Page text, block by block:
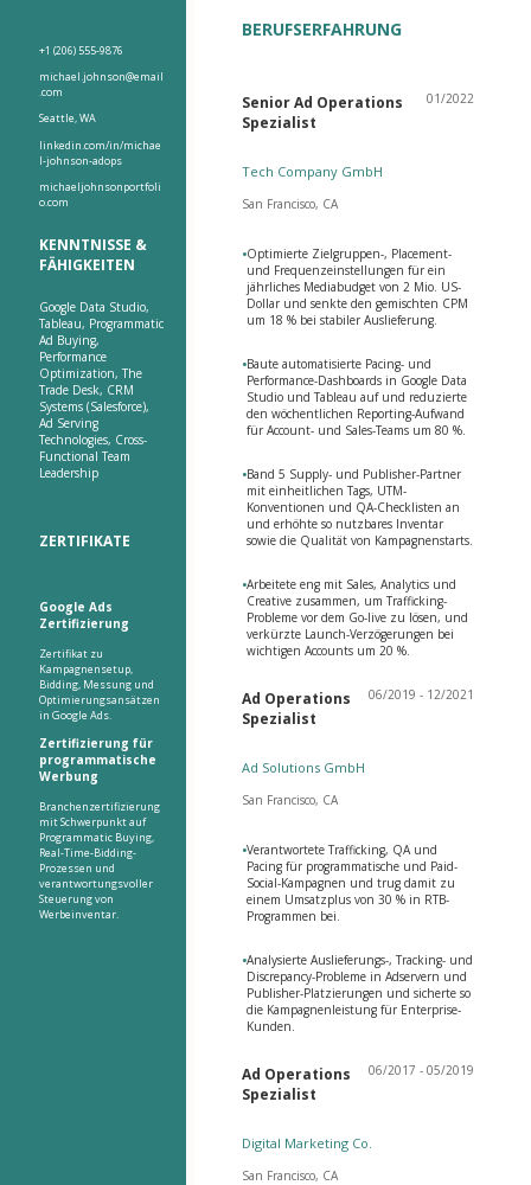
+1 (206) 555-9876
michael.johnson@email
.com
Seattle, WA
linkedin.com/in/michae
l-johnson-adops
michaeljohnsonportfoli
o.com
KENNTNISSE &
FÄHIGKEITEN
Google Data Studio,
Tableau, Programmatic
Ad Buying,
Performance
Optimization, The
Trade Desk, CRM
Systems (Salesforce),
Ad Serving
Technologies, Cross-
Functional Team
Leadership
ZERTIFIKATE
Google Ads
Zertifizierung
Zertifikat zu
Kampagnensetup,
Bidding, Messung und
Optimierungsansätzen
in Google Ads.
Zertifizierung für
programmatische
Werbung
Branchenzertifizierung
mit Schwerpunkt auf
Programmatic Buying,
Real-Time-Bidding-
Prozessen und
verantwortungsvoller
Steuerung von
Werbeinventar.
BERUFSERFAHRUNG
Senior Ad Operations
Spezialist
01/2022
Tech Company GmbH
San Francisco, CA
•Optimierte Zielgruppen-, Placement-
und Frequenzeinstellungen für ein
jährliches Mediabudget von 2 Mio. US-
Dollar und senkte den gemischten CPM
um 18 % bei stabiler Auslieferung.
•Baute automatisierte Pacing- und
Performance-Dashboards in Google Data
Studio und Tableau auf und reduzierte
den wöchentlichen Reporting-Aufwand
für Account- und Sales-Teams um 80 %.
•Band 5 Supply- und Publisher-Partner
mit einheitlichen Tags, UTM-
Konventionen und QA-Checklisten an
und erhöhte so nutzbares Inventar
sowie die Qualität von Kampagnenstarts.
•Arbeitete eng mit Sales, Analytics und
Creative zusammen, um Trafficking-
Probleme vor dem Go-live zu lösen, und
verkürzte Launch-Verzögerungen bei
wichtigen Accounts um 20 %.
Ad Operations
Spezialist
06/2019 - 12/2021
Ad Solutions GmbH
San Francisco, CA
•Verantwortete Trafficking, QA und
Pacing für programmatische und Paid-
Social-Kampagnen und trug damit zu
einem Umsatzplus von 30 % in RTB-
Programmen bei.
•Analysierte Auslieferungs-, Tracking- und
Discrepancy-Probleme in Adservern und
Publisher-Platzierungen und sicherte so
die Kampagnenleistung für Enterprise-
Kunden.
Ad Operations
Spezialist
06/2017 - 05/2019
Digital Marketing Co.
San Francisco, CA